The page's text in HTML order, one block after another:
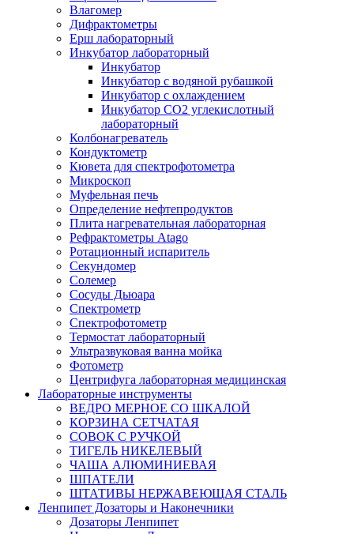
Влагомер
Дифрактометры
Ерш лабораторный
Инкубатор лабораторный
Инкубатор
Инкубатор с водяной рубашкой
Инкубатор с охлаждением
Инкубатор СО2 углекислотный
лабораторный
Колбонагреватель
Кондуктометр
Кювета для спектрофотометра
Микроскоп
Муфельная печь
Определение нефтепродуктов
Плита нагревательная лабораторная
Рефрактометры Atago
Ротационный испаритель
Секундомер
Солемер
Сосуды Дьюара
Спектрометр
Спектрофотометр
Термостат лабораторный
Ультразвуковая ванна мойка
Фотометр
Центрифуга лабораторная медицинская
Лабораторные инструменты
ВЕДРО МЕРНОЕ СО ШКАЛОЙ
КОРЗИНА СЕТЧАТАЯ
СОВОК С РУЧКОЙ
ТИГЕЛЬ НИКЕЛЕВЫЙ
ЧАША АЛЮМИНИЕВАЯ
ШПАТЕЛИ
ШТАТИВЫ НЕРЖАВЕЮЩАЯ СТАЛЬ
Ленпипет Дозаторы и Наконечники
Дозаторы Ленпипет